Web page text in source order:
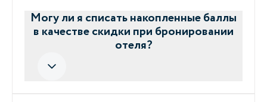
Могу ли я списать накопленные баллы
в качестве скидки при бронировании
отеля?